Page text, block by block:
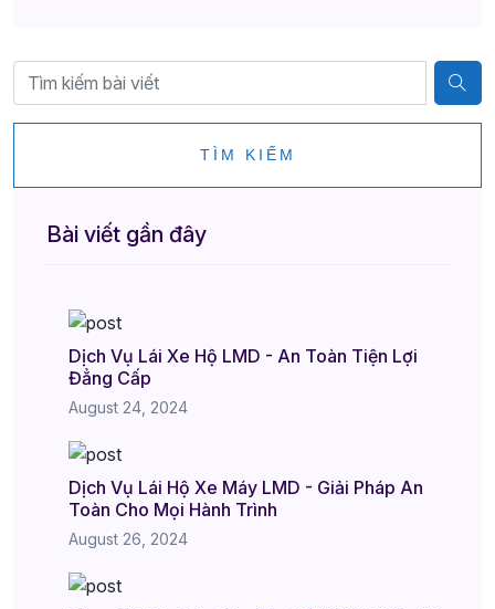
TÌM KIẾM
Bài viết gần đây
Dịch Vụ Lái Xe Hộ LMD - An Toàn Tiện Lợi
Đẳng Cấp
August 24, 2024
Dịch Vụ Lái Hộ Xe Máy LMD - Giải Pháp An
Toàn Cho Mọi Hành Trình
August 26, 2024